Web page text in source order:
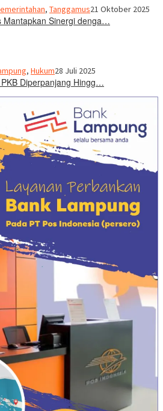
, Tanggamus21 Oktober 2025
Mantapkan Sinergi denga…
, Hukum28 Juli 2025
Diperpanjang Hingg…